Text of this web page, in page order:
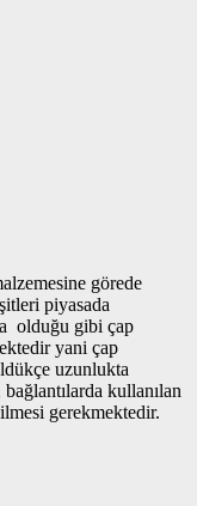
görede
piyasada
olduğu gibi çap
yani çap
uzunlukta
kullanılan
gerekmektedir.